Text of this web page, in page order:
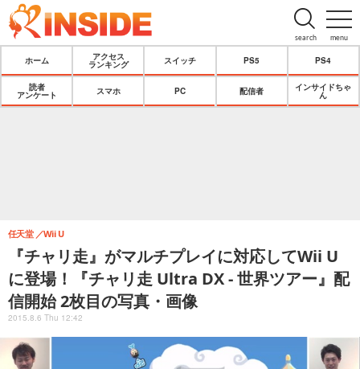
menu
search
ホーム
アクセス
ランキング
スイッチ PS5 PS4
読者
アンケート
スマホ PC 配信者
インサイドちゃ
ん
『チャリ走』がマルチプレイに対応してWii U
に登場！『チャリ走 Ultra DX - 世界ツアー』配
信開始 2枚目の写真・画像
任天堂 Wii U
2015.8.6 Thu 12:42